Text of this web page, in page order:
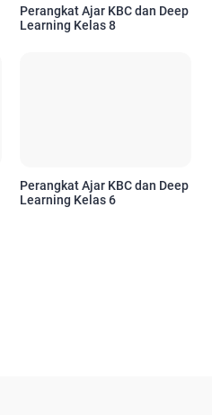
Perangkat Ajar KBC dan Deep
Learning Kelas 8
Perangkat Ajar KBC dan Deep
Learning Kelas 6